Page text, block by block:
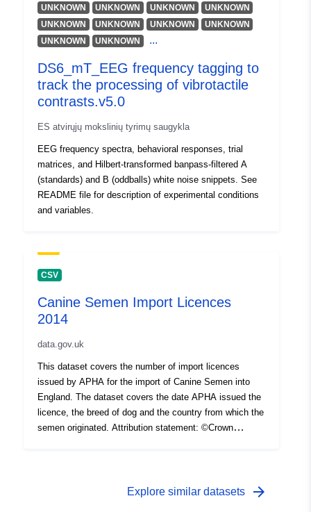
UNKNOWN UNKNOWN UNKNOWN
UNKNOWN
UNKNOWN
UNKNOWN UNKNOWN
UNKNOWN
UNKNOWN
UNKNOWN ...
DS6_mT_EEG frequency tagging to
track the processing of vibrotactile
contrasts.v5.0
ES atvirųjų mokslinių tyrimų saugykla
EEG frequency spectra, behavioral responses, trial
matrices, and Hilbert-transformed banpass-filtered A
(standards) and B (oddballs) white noise snippets. See
README file for description of experimental conditions
and variables.
CSV
Canine Semen Import Licences
2014
data.gov.uk
This dataset covers the number of import licences
issued by APHA for the import of Canine Semen into
England. The dataset covers the date APHA issued the
licence, the breed of dog and the country from which the
semen originated. Attribution statement: ©Crown
Explore similar datasets arrow_forward